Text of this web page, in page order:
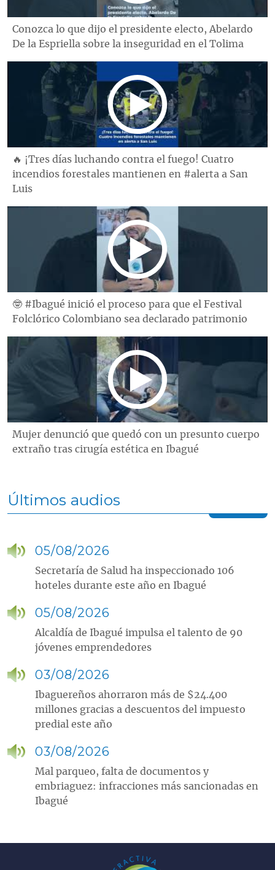
Conozca lo que dijo el presidente electo, Abelardo
De la Espriella sobre la inseguridad en el Tolima
🔥 ¡Tres días luchando contra el fuego! Cuatro
incendios forestales mantienen en #alerta a San
Luis
🤓 #Ibagué inició el proceso para que el Festival
Folclórico Colombiano sea declarado patrimonio
Mujer denunció que quedó con un presunto cuerpo
extraño tras cirugía estética en Ibagué
Últimos audios
05/08/2026
Secretaría de Salud ha inspeccionado 106
hoteles durante este año en Ibagué
05/08/2026
Alcaldía de Ibagué impulsa el talento de 90
jóvenes emprendedores
03/08/2026
Ibaguereños ahorraron más de $24.400
millones gracias a descuentos del impuesto
predial este año
03/08/2026
Mal parqueo, falta de documentos y
embriaguez: infracciones más sancionadas en
Ibagué